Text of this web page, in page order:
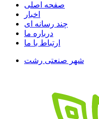
صفحه اصلی
اخبار
چند رسانه ای
درباره ما
ارتباط با ما
شهر صنعتی رشت